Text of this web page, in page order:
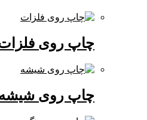
چاپ روی فلزات
چاپ روی شیشه